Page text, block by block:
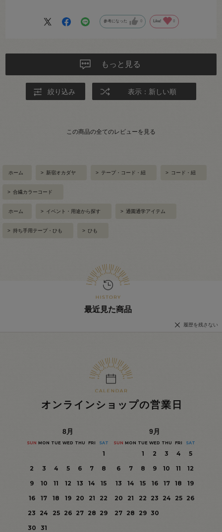
ますが、通販での布の購入は初めてでしたので、今後は、肉眼での色
見本を参考にしてからにしたいと思います。
ありがとうございました。
参考になった 0 Like! 0
もっと見る
絞り込み 表示：新しい順
この商品の全てのレビューを見る
ホーム > 新宿オカダヤ > テープ・コード・紐 > コード・紐
> 合繊カラーコード
ホーム > イベント・用途から探す > 通園通学アイテム
> 持ち手用テープ・ひも > ひも
最近見た商品
履歴を残さない
オンラインショップの営業日
8月
SUN MON TUE WED THU FRI SAT
1
2
3 4 5 6 7
8
9
10 11 12 13 14
15
16
17 18 19 20 21
22
23
24 25 26 27 28 29
30
31
9月
SUN MON TUE WED THU FRI SAT
1 2 3 4
5
6
7 8 9 10 11
12
13
14 15 16 17 18
19
20
21 22 23 24 25
26
27 28 29 30